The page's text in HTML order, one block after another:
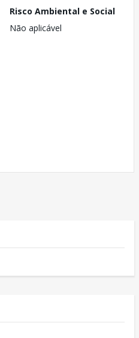
Risco Ambiental e Social
Não aplicável